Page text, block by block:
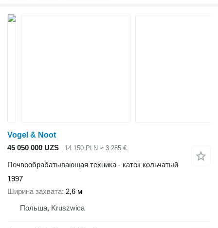
Vogel & Noot
45 050 000 UZS
14 150 PLN ≈ 3 285 €
Почвообрабатывающая техника - каток кольчатый
1997
Ширина захвата 2,6 м
Польша, Kruszwica